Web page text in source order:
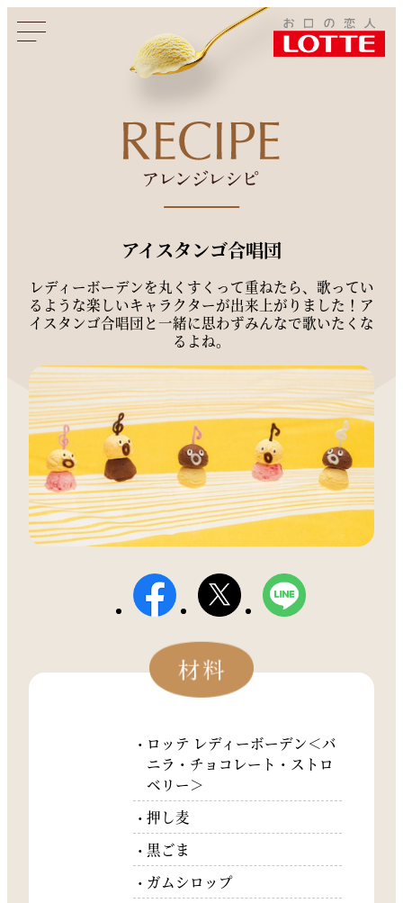
このページをシェアする
アイスタンゴ合唱団
レディーボーデンを丸くすくって重ねたら、歌ってい
るような楽しいキャラクターが出来上がりました！ア
イスタンゴ合唱団と一緒に思わずみんなで歌いたくな
るよね。
ロッテ レディーボーデン＜バ
ニラ・チョコレート・ストロ
ベリー＞
押し麦
黒ごま
ガムシロップ